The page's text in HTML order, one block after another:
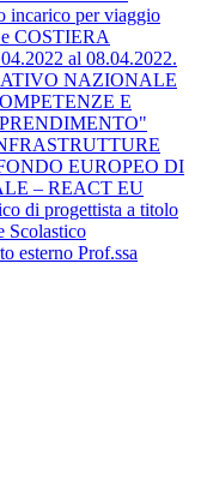
incarico per viaggio
COSTIERA
al 08.04.2022.
NAZIONALE
E
EUROPEO DI
– REACT EU
di progettista a titolo
Scolastico
esterno Prof.ssa